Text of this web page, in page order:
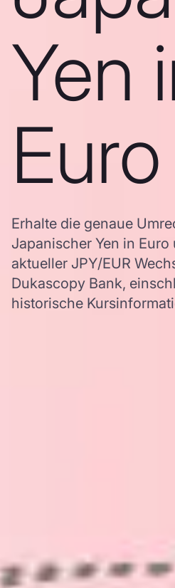
Yen
Euro
Erhalte die genaue
Japanischer Yen in
aktueller JPY/EUR
Dukascopy Bank,
historische